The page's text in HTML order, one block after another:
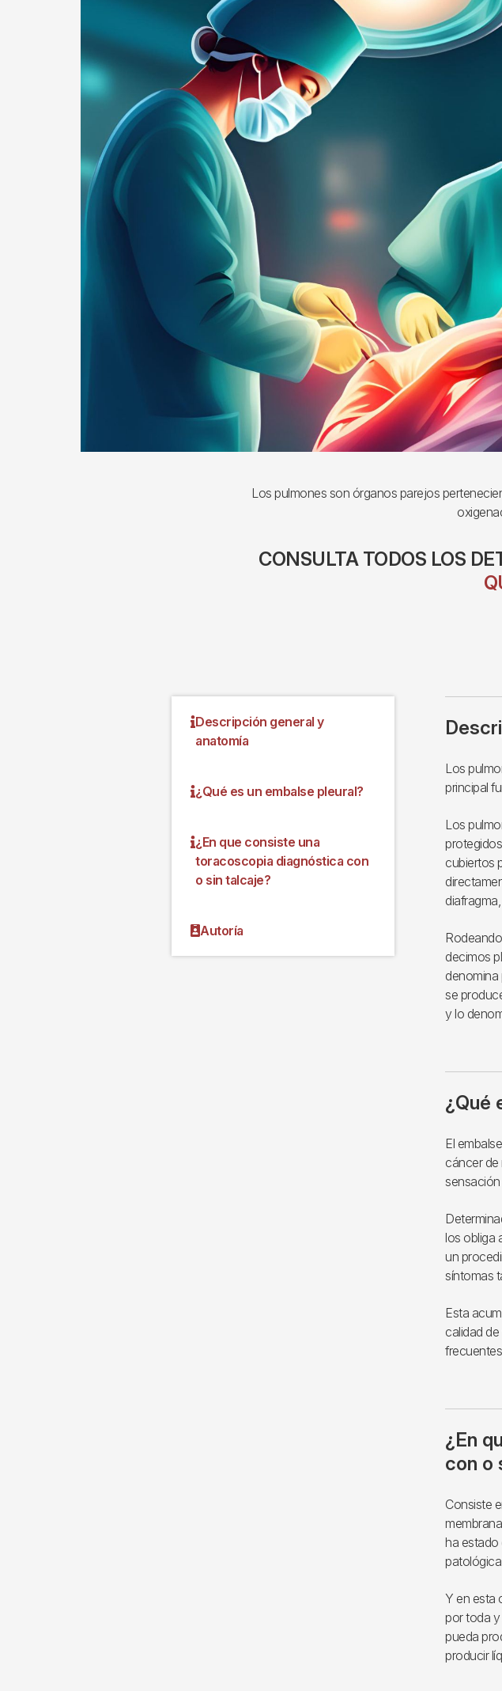
Los pulmones son órganos parejos
CONSULTA TODOS LOS
Descripción general y
anatomía
¿Qué es un embalse pleural?
¿En que consiste una
toracoscopia diagnóstica con
o sin talcaje?
Autoría
Los
principal
Los
cubiertos
decimos
denomina
se
y lo
¿Qué
El
cáncer de
los obliga
un
síntomas
Esta
calidad
¿En
con o
Consiste
ha estado
Y en esta
por toda y
pueda
producir